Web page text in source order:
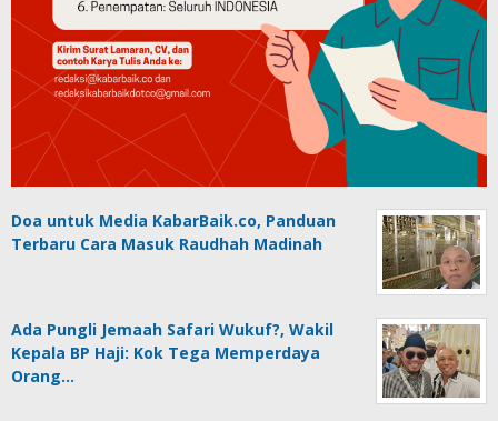
Doa untuk Media KabarBaik.co, Panduan
Terbaru Cara Masuk Raudhah Madinah
Ada Pungli Jemaah Safari Wukuf?, Wakil
Kepala BP Haji: Kok Tega Memperdaya
Orang…